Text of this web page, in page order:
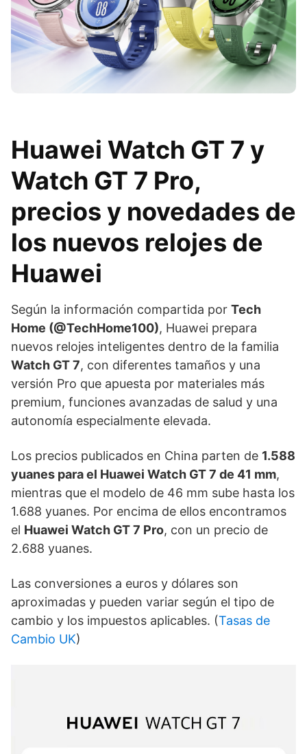
Huawei Watch GT 7 y
Watch GT 7 Pro,
precios y novedades de
los nuevos relojes de
Huawei
Según la información compartida por Tech
Home (@TechHome100), Huawei prepara
nuevos relojes inteligentes dentro de la familia
Watch GT 7, con diferentes tamaños y una
versión Pro que apuesta por materiales más
premium, funciones avanzadas de salud y una
autonomía especialmente elevada.
Los precios publicados en China parten de 1.588
yuanes para el Huawei Watch GT 7 de 41 mm,
mientras que el modelo de 46 mm sube hasta los
1.688 yuanes. Por encima de ellos encontramos
el Huawei Watch GT 7 Pro, con un precio de
2.688 yuanes.
Las conversiones a euros y dólares son
aproximadas y pueden variar según el tipo de
cambio y los impuestos aplicables. (Tasas de
Cambio UK)